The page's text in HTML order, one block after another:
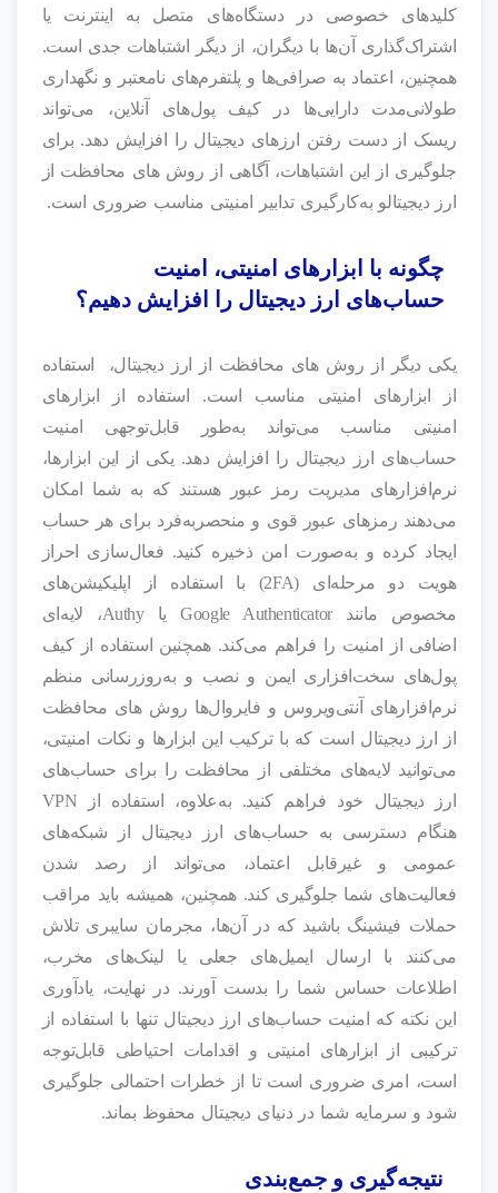
کلیدهای خصوصی در دستگاه‌های متصل به اینترنت یا
اشتراک‌گذاری آن‌ها با دیگران، از دیگر اشتباهات جدی است.
همچنین، اعتماد به صرافی‌ها و پلتفرم‌های نامعتبر و نگهداری
طولانی‌مدت دارایی‌ها در کیف پول‌های آنلاین، می‌تواند
ریسک از دست رفتن ارزهای دیجیتال را افزایش دهد. برای
جلوگیری از این اشتباهات، آگاهی از روش های محافظت از
ارز دیجیتالو به‌کارگیری تدابیر امنیتی مناسب ضروری است.
چگونه با ابزارهای امنیتی، امنیت
حساب‌های ارز دیجیتال را افزایش دهیم؟
یکی دیگر از روش های محافظت از ارز دیجیتال، استفاده
از ابزارهای امنیتی مناسب است. استفاده از ابزارهای
امنیتی مناسب می‌تواند به‌طور قابل‌توجهی امنیت
حساب‌های ارز دیجیتال را افزایش دهد. یکی از این ابزارها،
نرم‌افزارهای مدیریت رمز عبور هستند که به شما امکان
می‌دهند رمزهای عبور قوی و منحصربه‌فرد برای هر حساب
ایجاد کرده و به‌صورت امن ذخیره کنید. فعال‌سازی احراز
هویت دو مرحله‌ای (2FA) با استفاده از اپلیکیشن‌های
مخصوص مانند Google Authenticator یا Authy، لایه‌ای
اضافی از امنیت را فراهم می‌کند. همچنین استفاده از کیف
پول‌های سخت‌افزاری ایمن و نصب و به‌روزرسانی منظم
نرم‌افزارهای آنتی‌ویروس و فایروال‌ها روش های محافظت
از ارز دیجیتال است که با ترکیب این ابزارها و نکات امنیتی،
می‌توانید لایه‌های مختلفی از محافظت را برای حساب‌های
ارز دیجیتال خود فراهم کنید. به‌علاوه، استفاده از VPN
هنگام دسترسی به حساب‌های ارز دیجیتال از شبکه‌های
عمومی و غیرقابل اعتماد، می‌تواند از رصد شدن
فعالیت‌های شما جلوگیری کند. همچنین، همیشه باید مراقب
حملات فیشینگ باشید که در آن‌ها، مجرمان سایبری تلاش
می‌کنند با ارسال ایمیل‌های جعلی یا لینک‌های مخرب،
اطلاعات حساس شما را بدست آورند. در نهایت، یادآوری
این نکته که امنیت حساب‌های ارز دیجیتال تنها با استفاده از
ترکیبی از ابزارهای امنیتی و اقدامات احتیاطی قابل‌توجه
است، امری ضروری است تا از خطرات احتمالی جلوگیری
شود و سرمایه شما در دنیای دیجیتال محفوظ بماند.
نتیجه‌گیری و جمع‌بندی